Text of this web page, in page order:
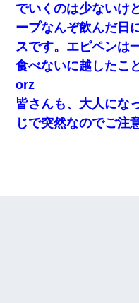
でいくのは少ないけ
ープなんぞ飲んだ日
スです。エピペンは
食べないに越したこ
orz
皆さんも、大人にな
じで突然なのでご注